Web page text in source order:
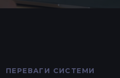
ПЕРЕВАГИ СИСТЕМИ